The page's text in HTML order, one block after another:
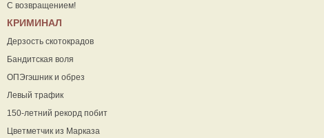
С возвращением!
КРИМИНАЛ
Дерзость скотокрадов
Бандитская воля
ОПЭгэшник и обрез
Левый трафик
150-летний рекорд побит
Цветметчик из Марказа